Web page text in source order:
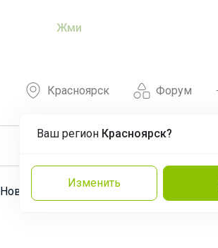
Жми
Форум
Красноярск
Ваш регион Красноярск?
Изменить
Новости Команда